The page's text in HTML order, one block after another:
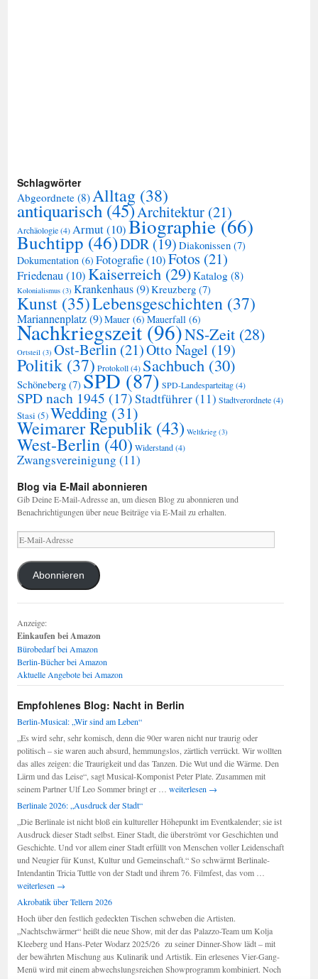
Schlagwörter
Abgeordnete (8)Alltag (38)
antiquarisch (45)Architektur (21)
Archäologie(4)Armut(10)Biographie(66)
Buchtipp (46)DDR (19) Diakonissen (7)
Dokumentation (6) Fotografie(10)Fotos (21)
Friedenau(10)Kaiserreich(29)Katalog (8)
Kolonialismus (3) Krankenhaus(9)Kreuzberg (7)
Kunst (35)Lebensgeschichten (37)
Mariannenplatz(9)Mauer (6) Mauerfall (6)
Nachkriegszeit(96)NS-Zeit (28)
Ortsteil (3) Ost-Berlin (21)Otto Nagel (19)
Politik (37) Protokoll(4) Sachbuch (30)
Schöneberg (7) SPD(87) SPD-Landesparteitag(4)
SPD nach 1945 (17)Stadtführer(11) Stadtverordnete(4)
Stasi (5)Wedding (31)
Weimarer Republik(43) Weltkrieg (3)
West-Berlin (40) Widerstand(4)
Zwangsvereinigung (11)
Blog via E-Mail abonnieren
Gib Deine E-Mail-Adresse an, um diesen Blog zu abonnieren und
Benachrichtigungen über neue Beiträge via E-Mail zu erhalten.
E-
Mail-
Adresse
Abonnieren
Anzeige:
Einkaufen bei Amazon
Bürobedarf bei Amazon
Berlin-Bücher bei Amazon
Aktuelle Angebote bei Amazon
Empfohlenes Blog: Nacht in Berlin
Berlin-Musical: „Wir sind am Leben“
„Es wird sehr, sehr komisch, denn die 90er waren nicht nur traurig oder
politisch – sie waren auch absurd, hemmungslos, zärtlich verrückt. Wir wollten
das alles zeigen: die Traurigkeit und das Tanzen. Die Wut und die Wärme. Den
Lärm und das Leise“, sagt Musical-Komponist Peter Plate. Zusammen mit
seinem Partner Ulf Leo Sommer bringt er … Berlin-
sind
am
Leben“
weiterlesen →
Berlinale 2026: „Ausdruck der Stadt“
„Die Berlinale ist nicht bloß ein kultureller Höhepunkt im Eventkalender; sie ist
Ausdruck dieser Stadt selbst. Einer Stadt, die überströmt vor Geschichten und
Geschichte. Und vor allem einer Stadt erfüllt von Menschen voller Leidenschaft
und Neugier für Kunst, Kultur und Gemeinschaft.“ So schwärmt Berlinale-
Intendantin Tricia Tuttle von der Stadt und ihrem 76. Filmfest, das vom …
weiterlesen →
Akrobatik über Tellern 2026
Hoch über den festlich gedeckten Tischen schweben die Artisten.
„Nachtschwärmer“ heißt die neue Show, mit der das Palazzo-Team um Kolja
Kleeberg und Hans-Peter Wodarz 2025/26 zu seiner Dinner-Show lädt – mit
der bewährten Mischung aus Kulinarik und Artistik. Ein erlesenes Vier-Gang-
Menü wird mit einem abwechslungsreichen Showprogramm kombiniert. Noch